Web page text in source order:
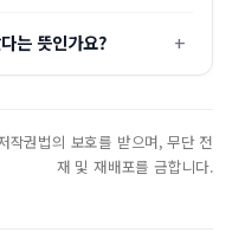
는 뜻인가요?
권법의 보호를 받으며, 무단 전
재 및 재배포를 금합니다.